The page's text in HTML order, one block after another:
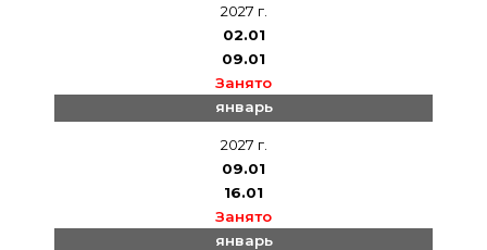
2027 г.
02.01
09.01
Занято
январь
2027 г.
09.01
16.01
Занято
январь